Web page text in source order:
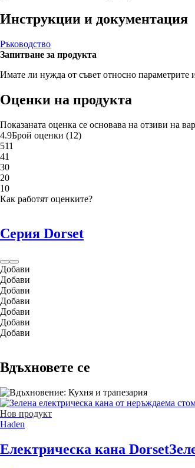
Инструкции и документация
Ръководство
Запитване за продукта
Имате ли нужда от съвет относно параметрите
Оценки на продукта
Показаната оценка се основава на отзиви на
4.9Брой оценки (12)
511
41
30
20
10
Как работят оценките?
Серия Dorset
Добави
Добави
Добави
Добави
Добави
Добави
Добави
Вдъхновете се
Нов продукт
Haden
Електрическа кана Dorset